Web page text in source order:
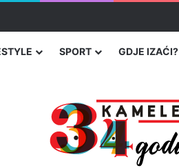
preko BiH i Balkana
SPORT GDJE IZAĆI?